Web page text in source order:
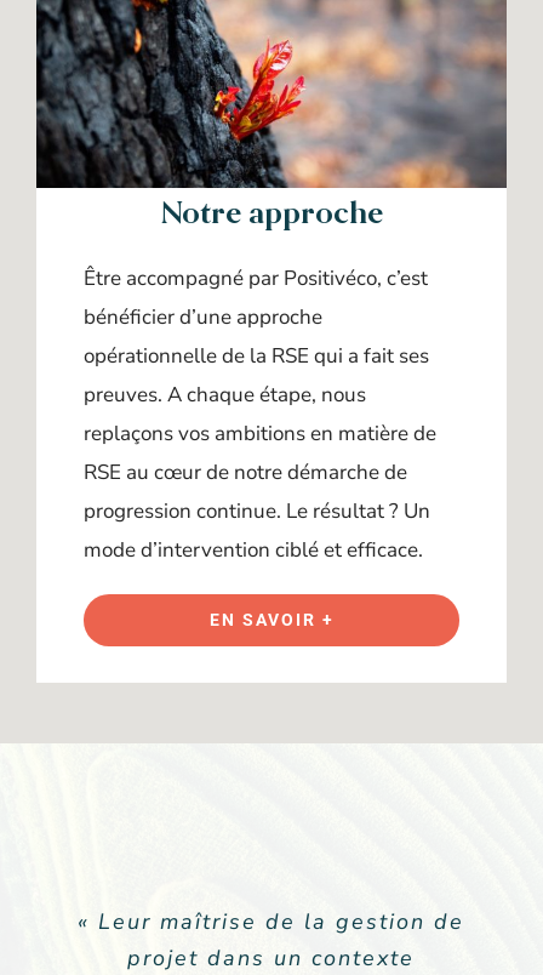
Notre approche
Être accompagné par Positivéco, c’est
bénéficier d’une approche
opérationnelle de la RSE qui a fait ses
preuves. A chaque étape, nous
replaçons vos ambitions en matière de
RSE au cœur de notre démarche de
progression continue. Le résultat ? Un
mode d’intervention ciblé et efficace.
EN SAVOIR +
« Leur maîtrise de la gestion de
projet dans un contexte
« La grande valeur ajoutée de
Positivéco, c’est la façon